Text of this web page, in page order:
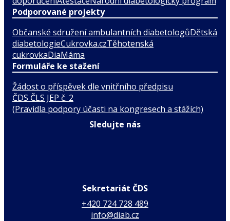
Podporované projekty
Občanské sdružení ambulantních diabetologůDětská
diabetologieCukrovka.czTěhotenská
cukrovkaDiaMáma
Formuláře ke stažení
Žádost o příspěvek dle vnitřního předpisu
ČDS ČLS JEP č. 2
(Pravidla podpory účasti na kongresech a stážích)
Sledujte nás
Sekretariát ČDS
+420 724 728 489
info@diab.cz